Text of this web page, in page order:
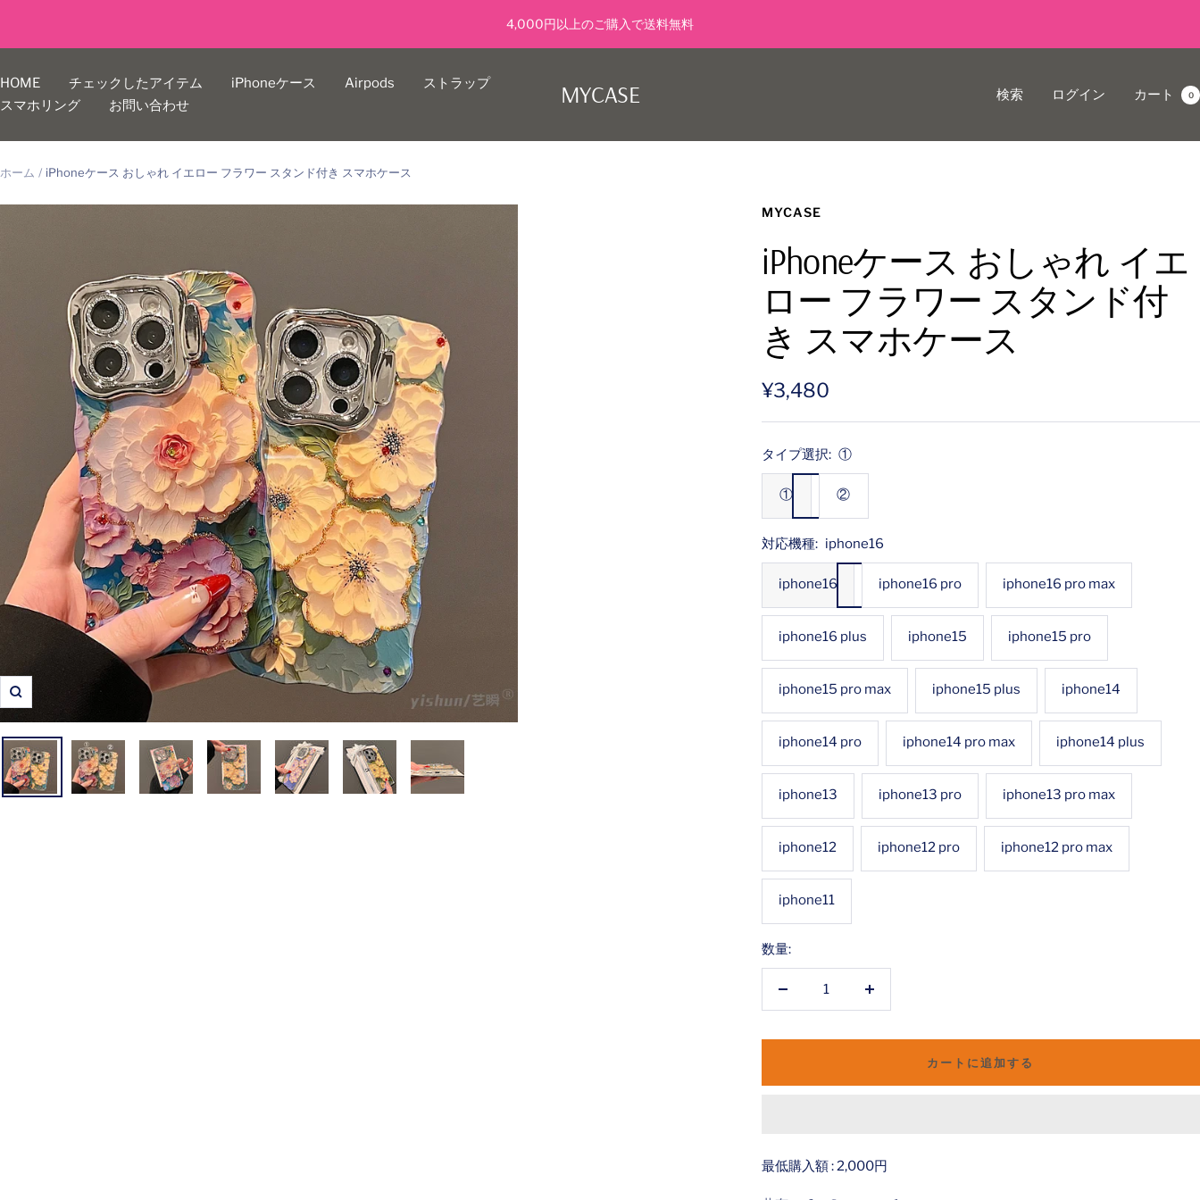
ン
ツ
ス
キ
4,000円以上のご購入で送料無料
HOME チェックしたアイテム iPhoneケース Airpods
ストラップ
スマホリング
お問い合わせ MYCASE 検索 ログイン カート 0
ホーム iPhoneケース おしゃれ イエロー フラワー スタンド付き スマホケース
ズ
ー
ム
イ
ン
MYCASE
iPhoneケース おしゃれ イエ
ロー フラワー スタンド付
き スマホケース
セ
ー
ル
価
格
¥3,480
タイプ選択: ①
① ②
対応機種: iphone16
iphone16 iphone16 pro iphone16 pro max
iphone16 plus iphone15 iphone15 pro
iphone15 pro max iphone15 plus iphone14
iphone14 pro iphone14 pro max iphone14 plus
iphone13 iphone13 pro iphone13 pro max
iphone12 iphone12 pro iphone12 pro max
iphone11
数量:
を
ら
数
を
や
カートに追加する
最低購入額 : 2,000円